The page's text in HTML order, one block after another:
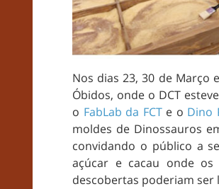
Nos dias 23, 30 de Março
Óbidos, onde o DCT
o FabLab da FCTe o Dino
moldes de Dinossauros
convidando o público a
açúcar e cacau onde os
descobertas poderiam ser